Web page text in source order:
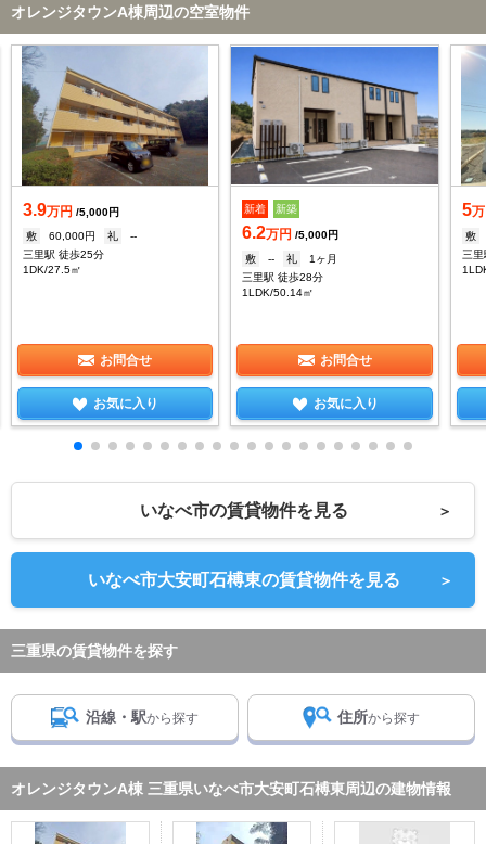
オレンジタウンA棟周辺の空室物件
3.9万円 /5,000円
敷
60,000円 礼
--
三里駅 徒歩25分
1DK/27.5㎡
お問合せ
お気に入り
新着 新築
6.2万円 /5,000円
敷
-- 礼
1ヶ月
三里駅 徒歩28分
1LDK/50.14㎡
お問合せ
お気に入り
5
敷
三
いなべ市の賃貸物件を見る ＞
いなべ市大安町石榑東の賃貸物件を見る ＞
三重県の賃貸物件を探す
沿線・駅から探す 住所から探す
オレンジタウンA棟 三重県いなべ市大安町石榑東周辺の建物情報